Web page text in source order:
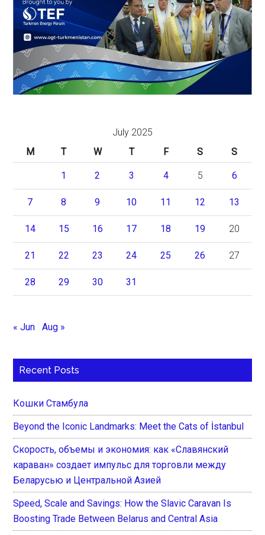
July 2025
M
T W T F S S
1 2 3 4 5 6
7 8 9 10 11 12 13
14 15 16 17 18 19 20
21 22 23 24 25 26 27
28 29 30 31
« Jun Aug »
Recent Posts
Кошки Стамбула
Beyond the Iconic Landmarks: Meet the Cats of İstanbul
Скорость, объемы и экономия: как «Славянский
караван» создает импульс для торговли между
Беларусью и Центральной Азией
Speed, Scale and Savings: How the Slavic Caravan Is
Boosting Trade Between Belarus and Central Asia